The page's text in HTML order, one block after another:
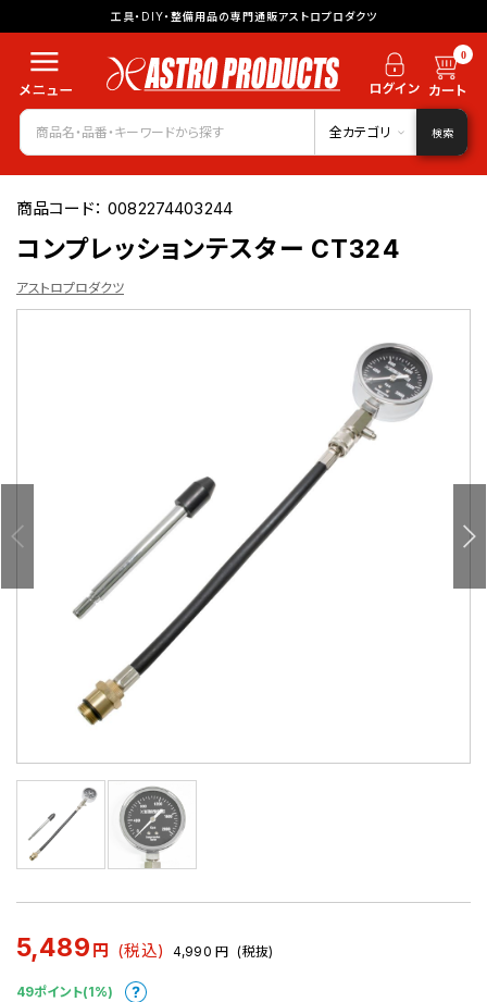
工具・DIY・整備用品の専門通販アストロプロダクツ
0
全カテゴリ 検索
商品コード：0082274403244
コンプレッションテスター CT324
アストロプロダクツ
5,489 円 (税込) 4,990 円 (税抜)
49ポイント(1%)